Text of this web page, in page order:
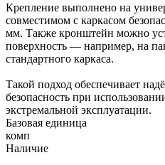
Крепление выполнено на
совместимом с каркасом
мм. Также кронштейн можно
поверхность — например, на
стандартного каркаса.
Такой подход обеспечивает
безопасность при
экстремальной эксплуатации.
Базовая единица
комп
Наличие